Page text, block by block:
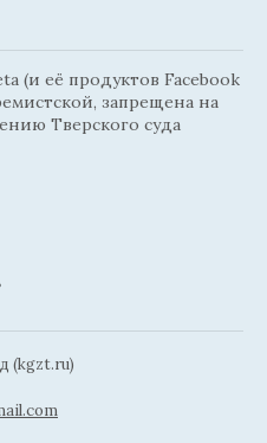
(и её продуктов Facebook
запрещена на
Тверского суда
(kgzt.ru)